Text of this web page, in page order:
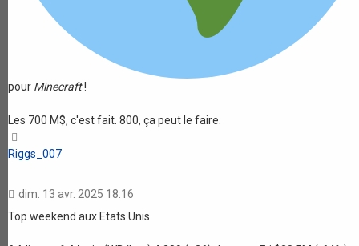
pour Minecraft!
Les 700 M$, c'est fait. 800, ça peut le faire.
Riggs_007
dim. 13 avr. 2025 18:16
Top weekend aux Etats Unis